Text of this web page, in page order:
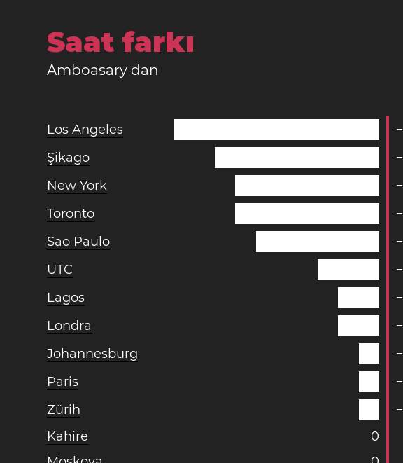
Saat farkı
Amboasary dan
Los Angeles −
Şikago
−
New York
−
Toronto
−
Sao Paulo
−
UTC
−
Lagos
−
Londra
−
Johannesburg
−
Paris
−
Zürih
−
Kahire
0